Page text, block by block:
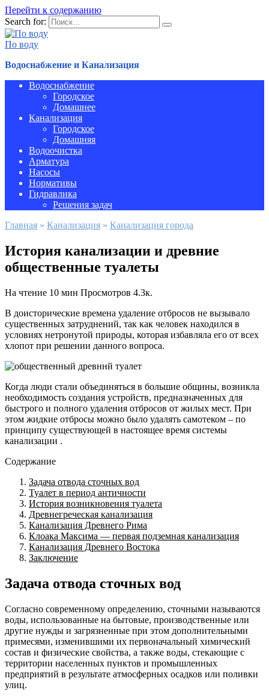
Перейти к содержанию
Search for:
По воду
Водоснабжение и Канализация
Водоснабжение
Городское
Домашнее
Канализация
Городское
Домашняя
Водоочистка
Арматура
Насосы
Нормативы
Гидравлика
Решения задач
Главная » Канализация » Канализация города
История канализации и древние
общественные туалеты
На чтение 10 мин Просмотров 4.3к.
В доисторические времена удаление отбросов не вызывало
существенных затруднений, так как человек находился в
условиях нетронутой природы, которая избавляла его от всех
хлопот при решении данного вопроса.
Когда люди стали объединяться в большие общины, возникла
необходимость создания устройств, предназначенных для
быстрого и полного удаления отбросов от жилых мест. При
этом жидкие отбросы можно было удалять самотеком – по
принципу существующей в настоящее время системы
канализации .
Содержание
Задача отвода сточных вод
Туалет в период античности
История возникновения туалета
Древнегреческая канализация
Канализация Древнего Рима
Клоака Максима — первая подземная канализация
Канализация Древнего Востока
Заключение
Задача отвода сточных вод
Согласно современному определению, сточными называются
воды, использованные на бытовые, производственные или
другие нужды и загрязненные при этом дополнительными
примесями, изменившими их первоначальный химический
состав и физические свойства, а также воды, стекающие с
территории населенных пунктов и промышленных
предприятий в результате атмосферных осадков или поливки
улиц.